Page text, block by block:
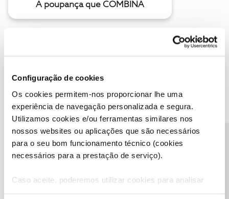
Configuração de cookies
Os cookies permitem-nos proporcionar lhe uma
experiência de navegação personalizada e segura.
Utilizamos cookies e/ou ferramentas similares nos
nossos websites ou aplicações que são necessários
para o seu bom funcionamento técnico (cookies
necessários para a prestação de serviço).
Caso aceite, poderemos utilizar cookies para analisar
A poupança que COMBINA
Descubra as novidades de julho